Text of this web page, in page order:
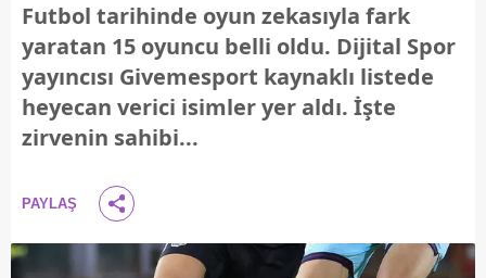
Futbol tarihinde oyun zekasıyla fark
yaratan 15 oyuncu belli oldu. Dijital Spor
yayıncısı Givemesport kaynaklı listede
heyecan verici isimler yer aldı. İşte
zirvenin sahibi...
PAYLAŞ